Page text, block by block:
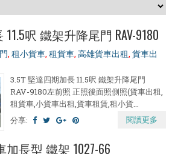
呎 鐵架升降尾門 RAV-9180
, 租小貨車, 租貨車, 高雄貨車出租, 貨車出
3.5T 堅達四期加長 11.5呎 鐵架升降尾門
RAV-9180左前照 正照後面照側照(貨車出租,
租貨車,小貨車出租,貨車租賃,租小貨...
分享:
閱讀更多
長型 鐵架 1027-66